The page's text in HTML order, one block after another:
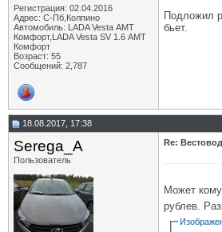
Регистрация: 02.04.2016
Адрес: С-Пб,Колпино
Автомобиль: LADA Vesta АМТ
Комфорт,LADA Vesta SV 1.6 АМТ
Комфорт
Возраст: 55
Сообщений: 2,787
Подложил
бьет.
18.08.2017, 17:38
Serega_A
Пользователь
Re:
Может кому
рублев.